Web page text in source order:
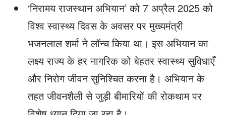
‘निरामय राजस्थान अभियान’ को 7 अप्रैल 2025 को
विश्व स्वास्थ्य दिवस के अवसर पर मुख्यमंत्री
भजनलाल शर्मा ने लॉन्च किया था। इस अभियान का
लक्ष्य राज्य के हर नागरिक को बेहतर स्वास्थ्य सुविधाएँ
और निरोग जीवन सुनिश्चित करना है। अभियान के
तहत जीवनशैली से जुड़ी बीमारियों की रोकथाम पर